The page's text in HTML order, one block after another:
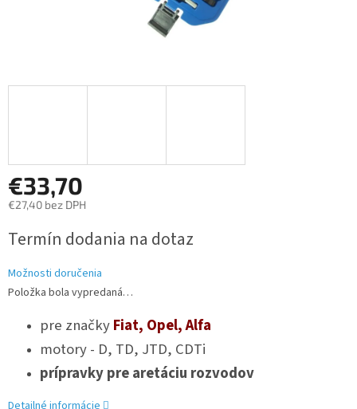
€33,70
€27,40 bez DPH
cena:
Termín dodania na dotaz
Možnosti doručenia
Položka bola vypredaná…
pre značkyFiat, Opel, Alfa
motory - D, TD, JTD, CDTi
prípravky pre aretáciu rozvodov